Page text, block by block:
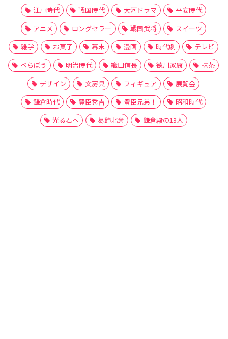
江戸時代 戦国時代 大河ドラマ
平安時代
アニメ
ロングセラー 戦国武将
スイーツ
雑学
お菓子 幕末 漫画 時代劇
テレビ
べらぼう
明治時代 織田信長 徳川家康
抹茶
デザイン
文房具 フィギュア
展覧会
鎌倉時代
豊臣秀吉 豊臣兄弟！
昭和時代
光る君へ
葛飾北斎 鎌倉殿の13人